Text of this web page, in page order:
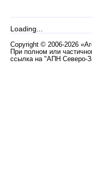
Loading...
Copyright © 2006-2026
При полном или
ссылка на "АПН Северо-